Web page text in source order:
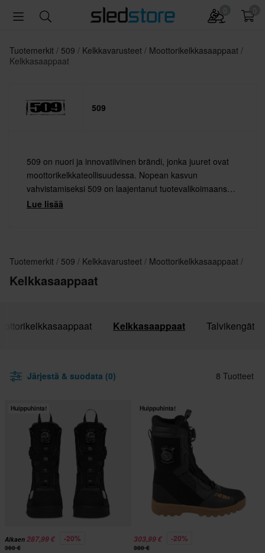
Tuotemerkit 509 Kelkkavarusteet
Moottorikelkkasaappaat
Kelkkasaappaat
509
509 on nuori ja innovatiivinen brändi, jonka juuret ovat
moottorikelkkateollisuudessa. Nopean kasvun
vahvistamiseksi 509 on laajentanut tuotevalikoimaansa
myös motocrossiin ja muihin action-lajeihin. 509
Lue lisää
Tuotemerkit 509 Kelkkavarusteet Moottorikelkkasaappaat
Kelkkasaappaat
Kelkkasaappaat Talvikengät
Järjestä & suodata (0) 8 Tuotteet
Huippuhinta!
Alkaen 287,99 € -20%
360 €
Huippuhinta!
303,99 € -20%
380 €